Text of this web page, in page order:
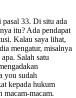
33. Di situ ada
itu? Ada pendapat
Kalau saya lihat,
mengatur, misalnya
Salah satu
you sudah
kepada hukum
macam-macam.